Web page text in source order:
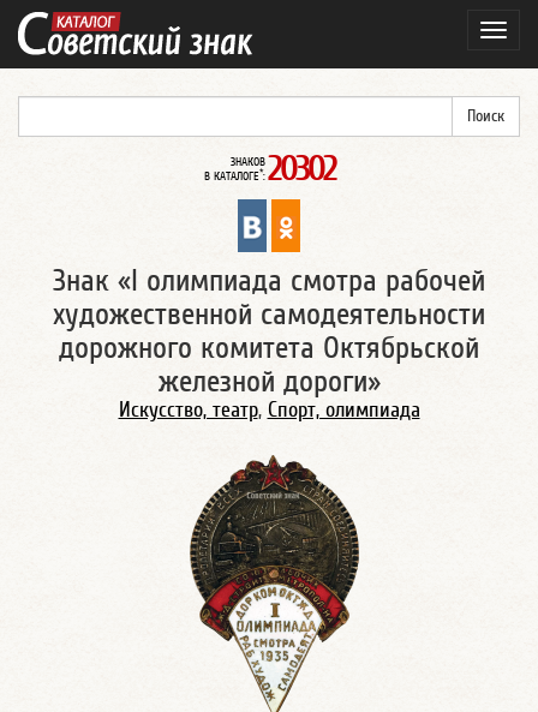
ЗНАКОВ
В КАТАЛОГЕ*: 20302
Знак «I олимпиада смотра рабочей
художественной самодеятельности
дорожного комитета Октябрьской
железной дороги»
Искусство, театр, Спорт, олимпиада